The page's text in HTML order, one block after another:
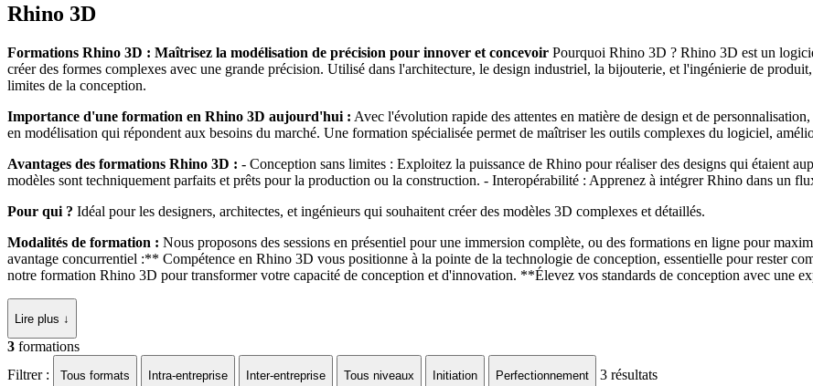
Rhino 3D
Formations Rhino 3D : Maîtrisez la modélisation de précision pour innover et concevoir Pourquoi Rhino 3D ? Rhino 3D est un
créer des formes complexes avec une grande précision. Utilisé dans l'architecture, le design industriel, la bijouterie, et l'ingénierie de
limites de la conception.
Importance d'une formation en Rhino 3D aujourd'hui : Avec l'évolution rapide des attentes en matière de design et de
en modélisation qui répondent aux besoins du marché. Une formation spécialisée permet de maîtriser les outils complexes du logiciel,
Avantages des formations Rhino 3D : - Conception sans limites : Exploitez la puissance de Rhino pour réaliser des designs qui étaient
modèles sont techniquement parfaits et prêts pour la production ou la construction. - Interopérabilité : Apprenez à intégrer Rhino dans un
Pour qui ? Idéal pour les designers, architectes, et ingénieurs qui souhaitent créer des modèles 3D complexes et détaillés.
Modalités de formation : Nous proposons des sessions en présentiel pour une immersion complète, ou des formations en ligne pour
avantage concurrentiel :** Compétence en Rhino 3D vous positionne à la pointe de la technologie de conception, essentielle pour rester
notre formation Rhino 3D pour transformer votre capacité de conception et d'innovation. **Élevez vos standards de conception avec une
Lire plus ↓
3 formations
Filtrer :
Tous formats Intra-entreprise Inter-entreprise Tous niveaux Initiation Perfectionnement 3 résultats